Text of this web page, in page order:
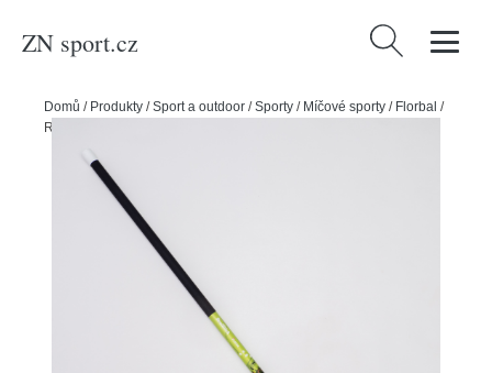
ZN sport.cz Vyhledávání
Domů / Produkty /Sport a outdoor /Sporty / Míčové sporty / Florbal /
Realstick Florbalová hokejka Realstick Player, 95cm, rovná